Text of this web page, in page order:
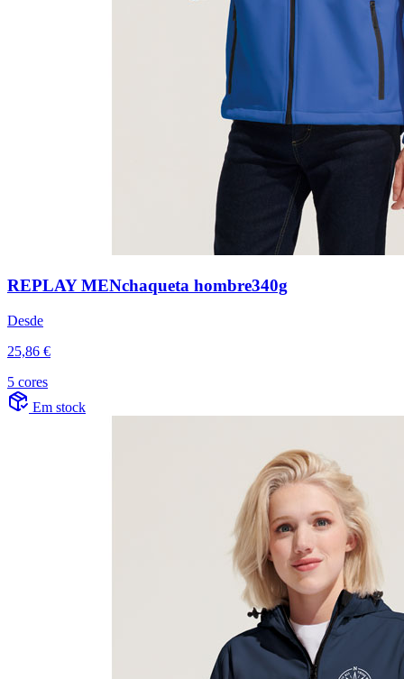
REPLAY MENchaqueta hombre340g
Desde
25,86 €
5 cores
Em stock